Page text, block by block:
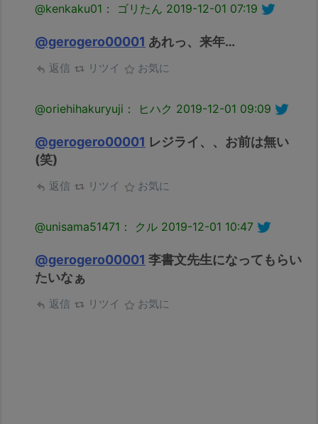
@kenkaku01： ゴリたん 2019-12-01 07:19
@gerogero00001 あれっ、来年…
返信 リツイ お気に
@oriehihakuryuji： ヒハク 2019-12-01 09:09
@gerogero00001 レジライ、、お前は無い
(笑)
返信 リツイ お気に
@unisama51471： クル 2019-12-01 10:47
@gerogero00001 李書文先生になってもらい
たいなぁ
返信 リツイ お気に